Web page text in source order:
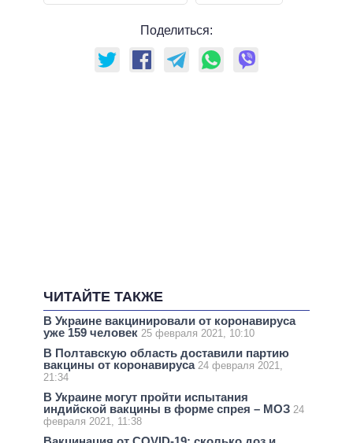
Поделиться:
ЧИТАЙТЕ ТАКЖЕ
В Украине вакцинировали от коронавируса
уже 159 человек 25 февраля 2021, 10:10
В Полтавскую область доставили партию
вакцины от коронавируса 24 февраля 2021,
21:34
В Украине могут пройти испытания
индийской вакцины в форме спрея – МОЗ 24
февраля 2021, 11:38